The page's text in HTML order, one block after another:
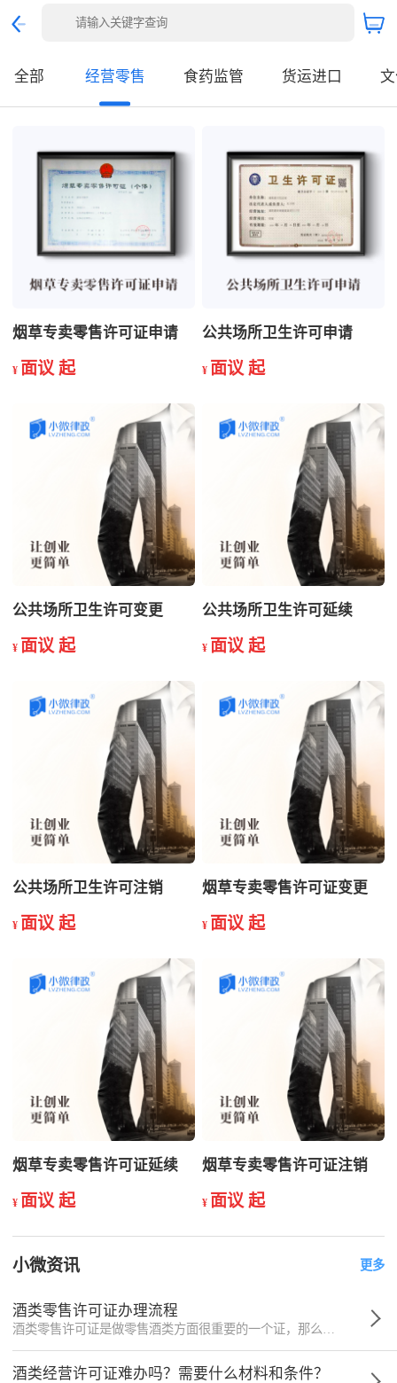
全部 经营零售 食药监管 货运进口
烟草专卖零售许可证申请
¥ 面议 起
公共场所卫生许可申请
¥ 面议 起
公共场所卫生许可变更
¥ 面议 起
公共场所卫生许可延续
¥ 面议 起
公共场所卫生许可注销
¥ 面议 起
烟草专卖零售许可证变更
¥ 面议 起
烟草专卖零售许可证延续
¥ 面议 起
烟草专卖零售许可证注销
¥ 面议 起
小微资讯 更多
酒类零售许可证办理流程
酒类零售许可证是做零售酒类方面很重要的一个证，那么这个证怎么申请办理？
酒类经营许可证难办吗？需要什么材料和条件？